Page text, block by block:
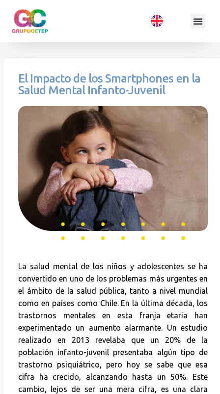
El Impacto de los Smartphones en la
Salud Mental Infanto-Juvenil
La salud mental de los niños y adolescentes se ha
convertido en uno de los problemas más urgentes en
el ámbito de la salud pública, tanto a nivel mundial
como en países como Chile. En la última década, los
trastornos mentales en esta franja etaria han
experimentado un aumento alarmante. Un estudio
realizado en 2013 revelaba que un 20% de la
población infanto-juvenil presentaba algún tipo de
trastorno psiquiátrico, pero hoy se sabe que esa
cifra ha crecido, alcanzando hasta un 50%. Este
cambio, lejos de ser una mera cifra, es una clara